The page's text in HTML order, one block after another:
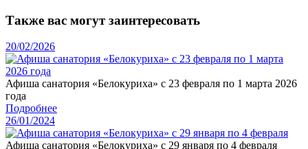
Также вас могут заинтересовать
20/02/2026
Афиша санатория «Белокуриха» с 23 февраля по 1 марта 2026
года
Подробнее
26/01/2024
Афиша санатория «Белокуриха» с 29 января по 4 февраля